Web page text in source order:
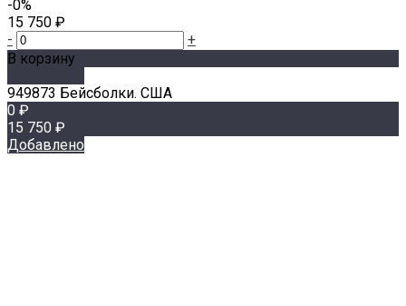
-0%
15 750 ₽
-
+
В корзину
949873 Бейсболки. США
0 ₽
15 750 ₽
Добавлено